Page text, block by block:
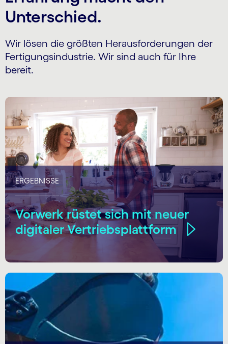
Unterschied.
Wir lösen die größten Herausforderungen der
Fertigungsindustrie. Wir sind auch für Ihre
bereit.
ERGEBNISSE
Vorwerk rüstet sich mit neuer
digitaler Vertriebsplattform